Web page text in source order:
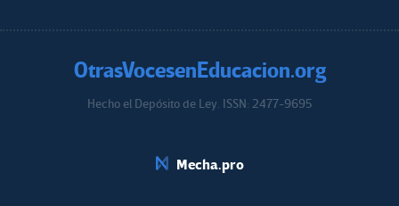
OtrasVocesenEducacion.org
Hecho el Depósito de Ley. ISSN: 2477-9695
Mecha.pro